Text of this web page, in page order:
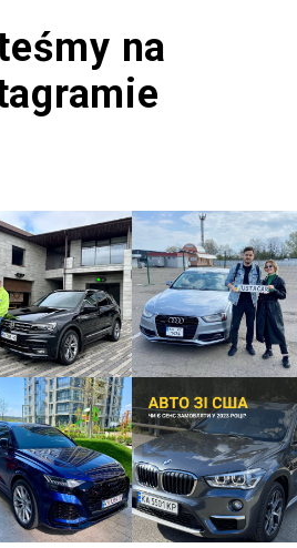
na